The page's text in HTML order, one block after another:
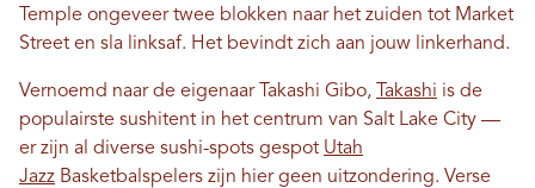
Temple ongeveer twee blokken naar het zuiden tot Market
Street en sla linksaf. Het bevindt zich aan jouw linkerhand.
Vernoemd naar de eigenaar Takashi Gibo, Takashi is de
populairste sushitent in het centrum van Salt Lake City —
er zijn al diverse sushi-spots gespot Utah
Jazz Basketbalspelers zijn hier geen uitzondering. Verse